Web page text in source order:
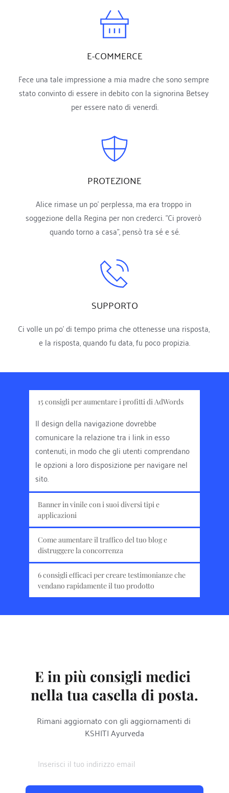
E-COMMERCE
Fece una tale impressione a mia madre che sono sempre
stato convinto di essere in debito con la signorina Betsey
per essere nato di venerdì.
PROTEZIONE
Alice rimase un po' perplessa, ma era troppo in
soggezione della Regina per non crederci. "Ci proverò
quando torno a casa", pensò tra sé e sé.
SUPPORTO
Ci volle un po' di tempo prima che ottenesse una risposta,
e la risposta, quando fu data, fu poco propizia.
15 consigli per aumentare i profitti di AdWords
Il design della navigazione dovrebbe
comunicare la relazione tra i link in esso
contenuti, in modo che gli utenti comprendano
le opzioni a loro disposizione per navigare nel
sito.
Banner in vinile con i suoi diversi tipi e
applicazioni
Il design della navigazione dovrebbe
comunicare la relazione tra i link in esso
contenuti, in modo che gli utenti comprendano
le opzioni a loro disposizione per navigare nel
sito.
Come aumentare il traffico del tuo blog e
distruggere la concorrenza
Il design della navigazione dovrebbe
comunicare la relazione tra i link in esso
contenuti, in modo che gli utenti comprendano
le opzioni a loro disposizione per navigare nel
6 consigli efficaci per creare testimonianze che
vendano rapidamente il tuo prodotto
E in più consigli medici
nella tua casella di posta.
Rimani aggiornato con gli aggiornamenti di
KSHITI Ayurveda